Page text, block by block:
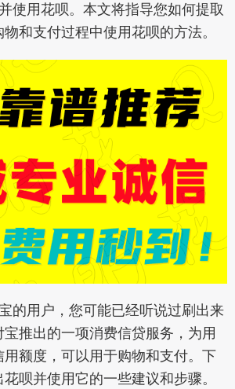
使用花呗。本文将指导您如何提取
和支付过程中使用花呗的方法。
的用户，您可能已经听说过刷出来
推出的一项消费信贷服务，为用
用额度，可以用于购物和支付。下
呗并使用它的一些建议和步骤。